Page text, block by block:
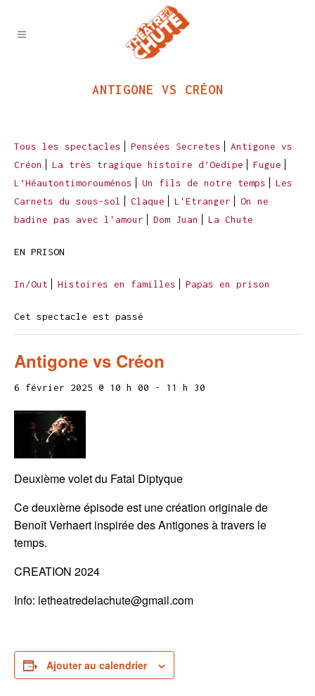
ANTIGONE VS CRÉON
Tous les spectacles Pensées Secretes
Antigone vs
Créon
La très tragique histoire d’Oedipe
Fugue
L’Héautontimorouménos
Un fils de notre temps
Les
Carnets du sous-sol
Claque L'Etranger
On ne
badine pas avec l'amour
Dom Juan La Chute
EN PRISON
In/Out Histoires en familles Papas en prison
Cet spectacle est passé
Antigone vs Créon
6 février 2025 @ 10 h 00 - 11 h 30
Deuxième volet du Fatal Diptyque
Ce deuxième épisode est une création originale de
Benoît Verhaert inspirée des Antigones à travers le
temps.
CREATION 2024
Info: letheatredelachute@gmail.com
Ajouter au calendrier